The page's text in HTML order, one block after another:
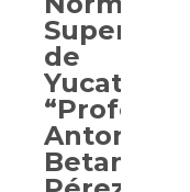
Superior
de
Yucatán
“Profesor
Antonio
Betancourt